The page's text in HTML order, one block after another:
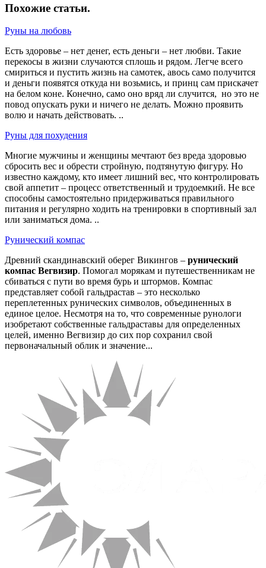
Похожие статьи.
Руны на любовь
Есть здоровье – нет денег, есть деньги – нет любви. Такие
перекосы в жизни случаются сплошь и рядом. Легче всего
смириться и пустить жизнь на самотек, авось само получится
и деньги появятся откуда ни возьмись, и принц сам прискачет
на белом коне. Конечно, само оно вряд ли случится, но это не
повод опускать руки и ничего не делать. Можно проявить
волю и начать действовать. ..
Руны для похудения
Многие мужчины и женщины мечтают без вреда здоровью
сбросить вес и обрести стройную, подтянутую фигуру. Но
известно каждому, кто имеет лишний вес, что контролировать
свой аппетит – процесс ответственный и трудоемкий. Не все
способны самостоятельно придерживаться правильного
питания и регулярно ходить на тренировки в спортивный зал
или заниматься дома. ..
Рунический компас
Древний скандинавский оберег Викингов – рунический
компас Вегвизир. Помогал морякам и путешественникам не
сбиваться с пути во время бурь и штормов. Компас
представляет собой гальдрастав – это несколько
переплетенных рунических символов, объединенных в
единое целое. Несмотря на то, что современные рунологи
изобретают собственные гальдраставы для определенных
целей, именно Вегвизир до сих пор сохранил свой
первоначальный облик и значение...